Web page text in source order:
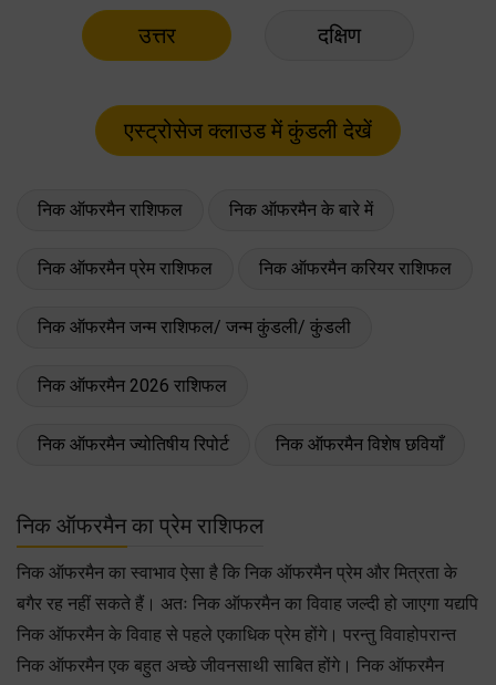
उत्तर दक्षिण
निक ऑफरमैन राशिफल निक ऑफरमैन के बारे में
निक ऑफरमैन प्रेम राशिफल निक ऑफरमैन करियर राशिफल
निक ऑफरमैन जन्म राशिफल/ जन्म कुंडली/ कुंडली
निक ऑफरमैन 2026 राशिफल
निक ऑफरमैन ज्योतिषीय रिपोर्ट निक ऑफरमैन विशेष छवियाँ
निक ऑफरमैन का प्रेम राशिफल
निक ऑफरमैन का स्वाभाव ऐसा है कि निक ऑफरमैन प्रेम और मित्रता के
बगैर रह नहीं सकते हैं। अतः निक ऑफरमैन का विवाह जल्दी हो जाएगा यद्यपि
निक ऑफरमैन के विवाह से पहले एकाधिक प्रेम होंगे। परन्तु विवाहोपरान्त
निक ऑफरमैन एक बहुत अच्छे जीवनसाथी साबित होंगे। निक ऑफरमैन